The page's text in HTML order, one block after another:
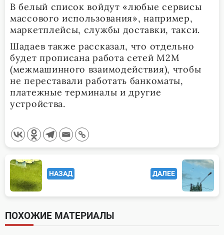
В белый список войдут «любые сервисы
массового использования», например,
маркетплейсы, службы доставки, такси.
Шадаев также рассказал, что отдельно
будет прописана работа сетей M2M
(межмашинного взаимодействия), чтобы
не переставали работать банкоматы,
платежные терминалы и другие
устройства.
<span
class="nav-
subtitle
screen-
reader-
НАЗАД ДАЛЕЕ
ПОХОЖИЕ МАТЕРИАЛЫ